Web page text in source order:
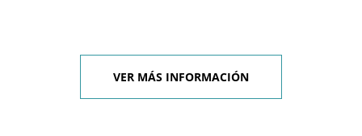
VER MÁS INFORMACIÓN